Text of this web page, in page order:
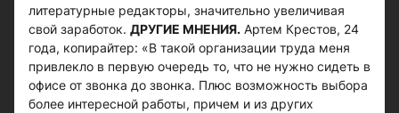
литературные редакторы, значительно увеличивая
свой заработок. ДРУГИЕ МНЕНИЯ. Артем Крестов, 24
года, копирайтер: «В такой организации труда меня
привлекло в первую очередь то, что не нужно сидеть в
офисе от звонка до звонка. Плюс возможность выбора
более интересной работы, причем и из других